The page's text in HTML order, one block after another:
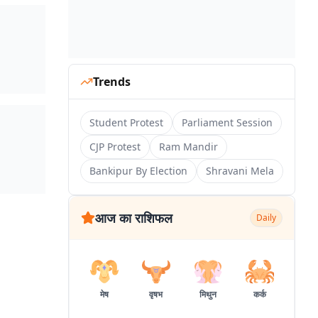
Trends
Student Protest
Parliament Session
CJP Protest
Ram Mandir
Bankipur By Election
Shravani Mela
आज का राशिफल Daily
मेष वृषभ मिथुन कर्क